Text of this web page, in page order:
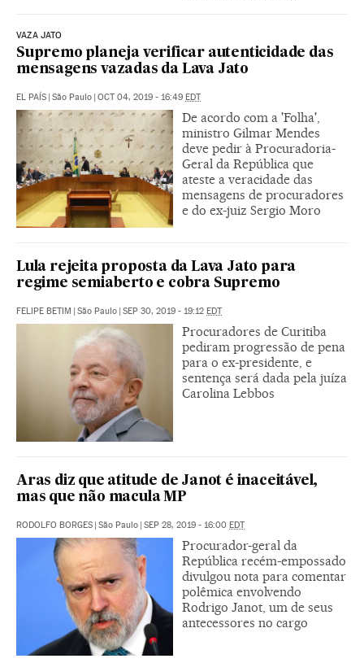
VAZA JATO
Supremo planeja verificar autenticidade das
mensagens vazadas da Lava Jato
EL PAÍS | São Paulo | OCT 04, 2019 - 16:49 EDT
De acordo com a 'Folha',
ministro Gilmar Mendes
deve pedir à Procuradoria-
Geral da República que
ateste a veracidade das
mensagens de procuradores
e do ex-juiz Sergio Moro
Lula rejeita proposta da Lava Jato para
regime semiaberto e cobra Supremo
FELIPE BETIM | São Paulo | SEP 30, 2019 - 19:12 EDT
Procuradores de Curitiba
pediram progressão de pena
para o ex-presidente, e
sentença será dada pela juíza
Carolina Lebbos
Aras diz que atitude de Janot é inaceitável,
mas que não macula MP
RODOLFO BORGES | São Paulo | SEP 28, 2019 - 16:00 EDT
Procurador-geral da
República recém-empossado
divulgou nota para comentar
polêmica envolvendo
Rodrigo Janot, um de seus
antecessores no cargo